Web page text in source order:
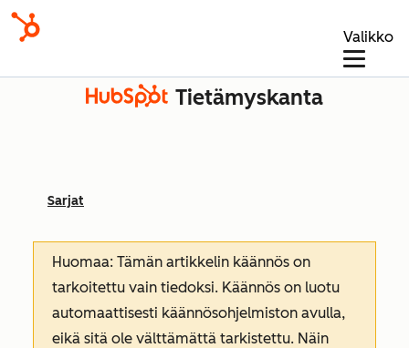
Valikko
Tietämyskanta
Sarjat
Huomaa: Tämän artikkelin käännös on
tarkoitettu vain tiedoksi. Käännös on luotu
automaattisesti käännösohjelmiston avulla,
eikä sitä ole välttämättä tarkistettu. Näin